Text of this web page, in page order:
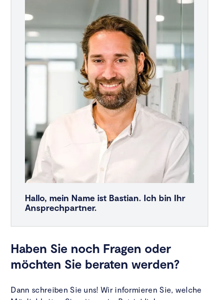
Haben Sie noch Fragen oder
möchten Sie beraten werden?
Dann schreiben Sie uns! Wir informieren Sie, welche
Hallo, mein Name ist Bastian. Ich bin Ihr
Ansprechpartner.